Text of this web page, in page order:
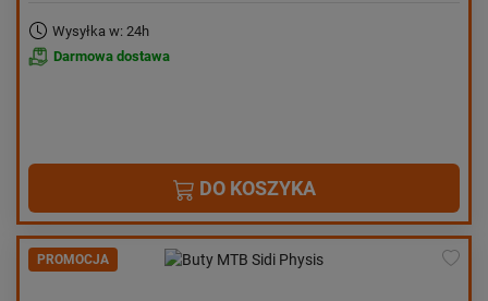
Wysyłka w: 24h
Darmowa dostawa
DO KOSZYKA
PROMOCJA